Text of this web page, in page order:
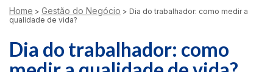
Home > Gestão do Negócio > Dia do trabalhador: como medir a
qualidade de vida?
Dia do trabalhador: como